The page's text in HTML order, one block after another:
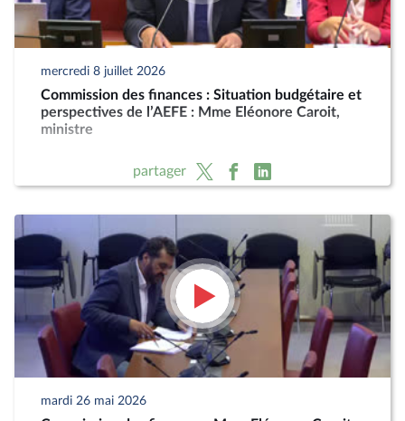
mercredi 8 juillet 2026
Commission des finances : Situation budgétaire et
perspectives de l’AEFE : Mme Eléonore Caroit,
ministre
partager
mardi 26 mai 2026